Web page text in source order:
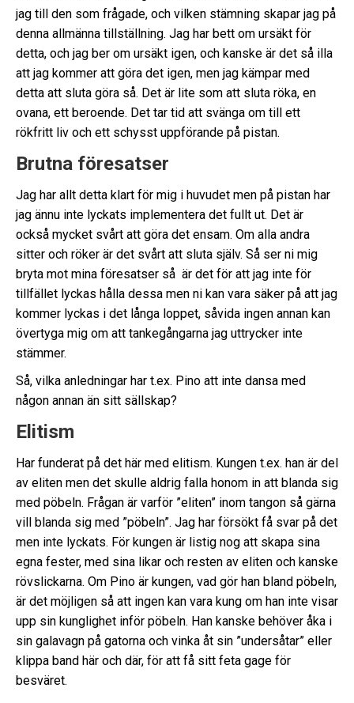
jag till den som frågade, och vilken stämning skapar jag på
denna allmänna tillställning. Jag har bett om ursäkt för
detta, och jag ber om ursäkt igen, och kanske är det så illa
att jag kommer att göra det igen, men jag kämpar med
detta att sluta göra så. Det är lite som att sluta röka, en
ovana, ett beroende. Det tar tid att svänga om till ett
rökfritt liv och ett schysst uppförande på pistan.
Brutna föresatser
Jag har allt detta klart för mig i huvudet men på pistan har
jag ännu inte lyckats implementera det fullt ut. Det är
också mycket svårt att göra det ensam. Om alla andra
sitter och röker är det svårt att sluta själv. Så ser ni mig
bryta mot mina föresatser så är det för att jag inte för
tillfället lyckas hålla dessa men ni kan vara säker på att jag
kommer lyckas i det långa loppet, såvida ingen annan kan
övertyga mig om att tankegångarna jag uttrycker inte
stämmer.
Så, vilka anledningar har t.ex. Pino att inte dansa med
någon annan än sitt sällskap?
Elitism
Har funderat på det här med elitism. Kungen t.ex. han är del
av eliten men det skulle aldrig falla honom in att blanda sig
med pöbeln. Frågan är varför ”eliten” inom tangon så gärna
vill blanda sig med ”pöbeln”. Jag har försökt få svar på det
men inte lyckats. För kungen är listig nog att skapa sina
egna fester, med sina likar och resten av eliten och kanske
rövslickarna. Om Pino är kungen, vad gör han bland pöbeln,
är det möjligen så att ingen kan vara kung om han inte visar
upp sin kunglighet inför pöbeln. Han kanske behöver åka i
sin galavagn på gatorna och vinka åt sin ”undersåtar” eller
klippa band här och där, för att få sitt feta gage för
besväret.